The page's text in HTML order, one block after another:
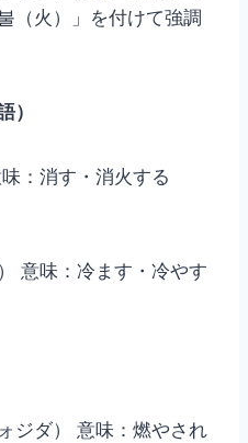
（火）」を付けて強調
）
：消す・消火する
意味：冷ます・冷やす
ジダ） 意味：燃やされ